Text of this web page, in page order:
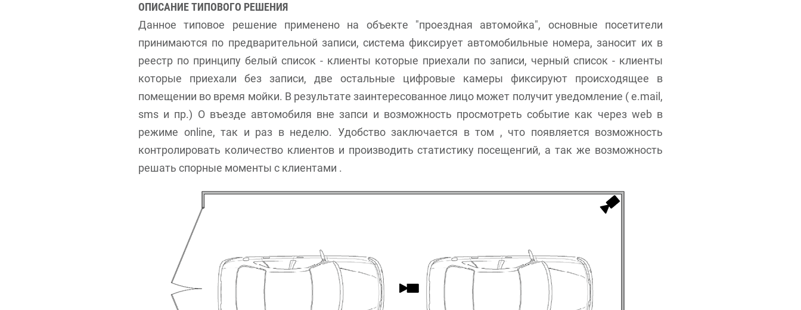
ОПИСАНИЕ ТИПОВОГО РЕШЕНИЯ
Данное типовое решение применено на объекте "проездная автомойка", основные посетители
принимаются по предварительной записи, сиcтема фиксирует автомобильные номера, заносит их в
реестр по принципу белый список - клиенты которые приехали по записи, черный список - клиенты
которые приехали без записи, две остальные цифровые камеры фиксируют происходящее в
помещении во время мойки. В результате заинтересованное лицо может получит уведомление ( e.mail,
sms и пр.) О въезде автомобиля вне запси и возможность просмотреть событие как через web в
режиме online, так и раз в неделю. Удобство заключается в том , что появляется возможность
контролировать количество клиентов и производить статистику посещенгий, а так же возможность
решать спорные моменты с клиентами .